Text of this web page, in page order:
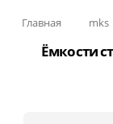
Главная mks
Ёмкости